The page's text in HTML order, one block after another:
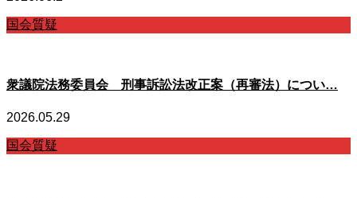
国会質疑
衆議院法務委員会 刑事訴訟法改正案（再審法）につい…
2026.05.29
国会質疑